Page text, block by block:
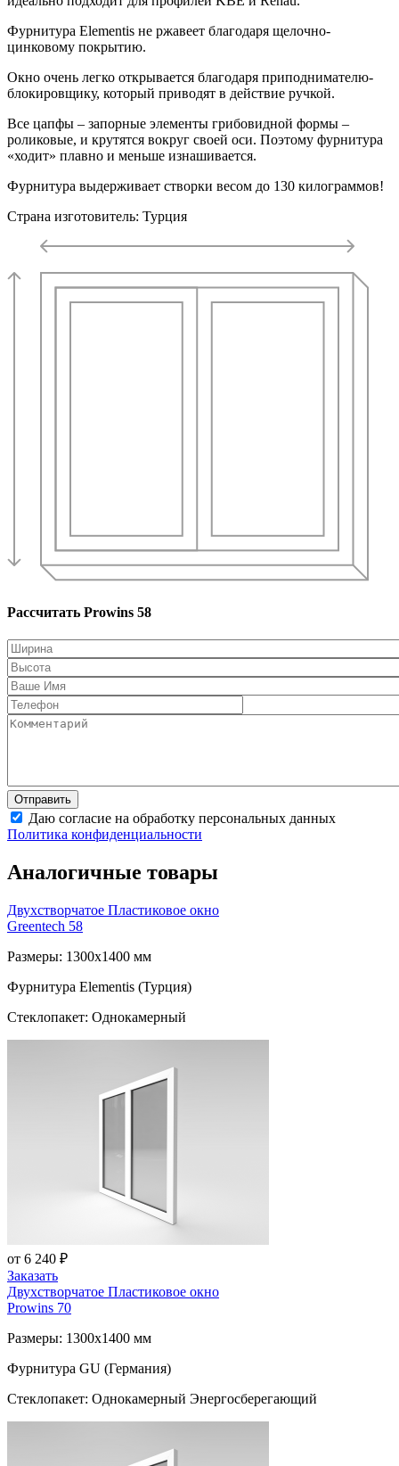
Фурнитура Elementis не ржавеет благодаря щелочно-
цинковому покрытию.
Окно очень легко открывается благодаря приподнимателю-
блокировщику, который приводят в действие ручкой.
Все цапфы – запорные элементы грибовидной формы –
роликовые, и крутятся вокруг своей оси. Поэтому фурнитура
«ходит» плавно и меньше изнашивается.
Фурнитура выдерживает створки весом до 130 килограммов!
Страна изготовитель: Турция
Рассчитать Prowins 58
Даю согласие на обработку персональных данных
Политика конфиденциальности
Аналогичные товары
Двухстворчатое Пластиковое окно
Greentech 58
Размеры: 1300x1400 мм
Фурнитура Elementis (Турция)
Стеклопакет: Однокамерный
от 6 240 ₽
Заказать
Двухстворчатое Пластиковое окно
Prowins 70
Размеры: 1300x1400 мм
Фурнитура GU (Германия)
Стеклопакет: Однокамерный Энергосберегающий